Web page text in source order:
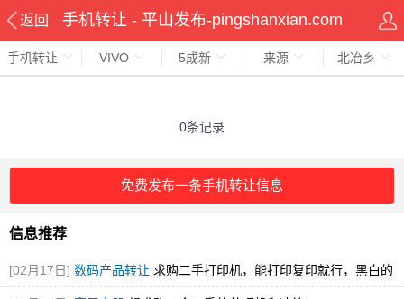
返回 手机转让 - 平山发布-pingshanxian.com
手机转让 VIVO 5成新 来源 北冶乡
0条记录
免费发布一条手机转让信息
信息推荐
[02月17日] 数码产品转让 求购二手打印机，能打印复印就行，黑白的